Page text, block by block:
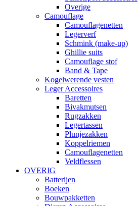
Overige
Camouflage
Camouflagenetten
Legerverf
Schmink (make-up)
Ghillie suits
Camouflage stof
Band & Tape
Kogelwerende vesten
Leger Accessoires
Baretten
Bivakmutsen
Rugzakken
Legertassen
Plunjezakken
Koppelriemen
Camouflagenetten
Veldflessen
OVERIG
Batterijen
Boeken
Bouwpakketten